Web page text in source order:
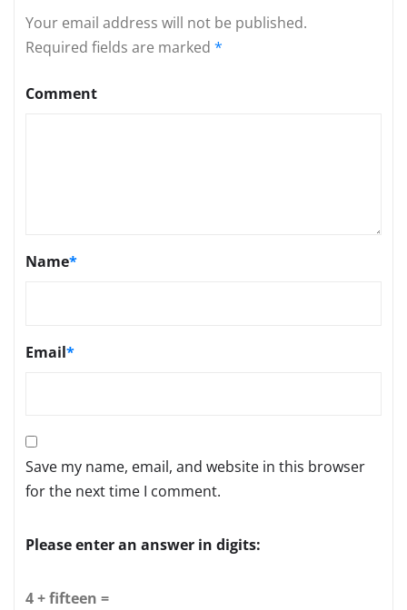
Your email address will not be published.
Required fields are marked *
Comment
Name*
Email*
Save my name, email, and website in this browser
for the next time I comment.
Please enter an answer in digits:
4 + fifteen =